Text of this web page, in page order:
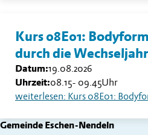
Kurs 08E01:
durch die
Datum:19.08.2026
Uhrzeit:08.15- 09.45Uhr
Gemeinde Eschen-Nendeln